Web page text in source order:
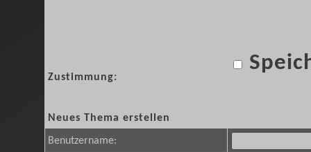
Zustimmung:
Neues Thema erstellen
Benutzername: